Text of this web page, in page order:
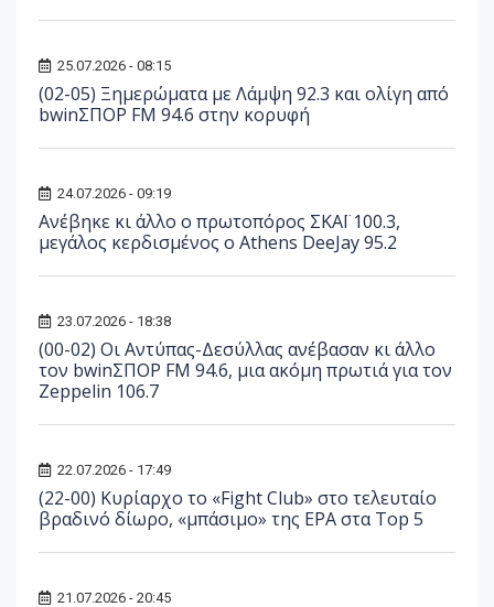
25.07.2026 - 08:15
(02-05) Ξημερώματα με Λάμψη 92.3 και ολίγη από
bwinΣΠΟΡ FM 94.6 στην κορυφή
24.07.2026 - 09:19
Ανέβηκε κι άλλο ο πρωτοπόρος ΣΚΑΪ 100.3,
μεγάλος κερδισμένος ο Athens DeeJay 95.2
23.07.2026 - 18:38
(00-02) Οι Αντύπας-Δεσύλλας ανέβασαν κι άλλο
τον bwinΣΠΟΡ FM 94.6, μια ακόμη πρωτιά για τον
Zeppelin 106.7
22.07.2026 - 17:49
(22-00) Κυρίαρχο το «Fight Club» στο τελευταίο
βραδινό δίωρο, «μπάσιμο» της ΕΡΑ στα Top 5
21.07.2026 - 20:45